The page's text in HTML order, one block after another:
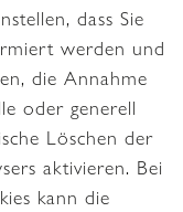
dass Sie
werden und
die Annahme
oder generell
Löschen der
aktivieren. Bei
kann die